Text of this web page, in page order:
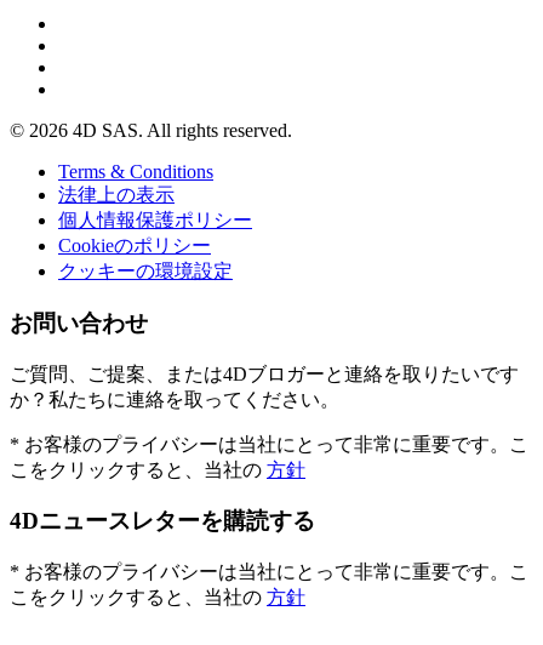
© 2026 4D SAS. All rights reserved.
Terms & Conditions
法律上の表示
個人情報保護ポリシー
Cookieのポリシー
クッキーの環境設定
お問い合わせ
ご質問、ご提案、または4Dブロガーと連絡を取りたいです
か？私たちに連絡を取ってください。
* お客様のプライバシーは当社にとって非常に重要です。こ
こをクリックすると、当社の 方針
4Dニュースレターを購読する
* お客様のプライバシーは当社にとって非常に重要です。こ
こをクリックすると、当社の 方針